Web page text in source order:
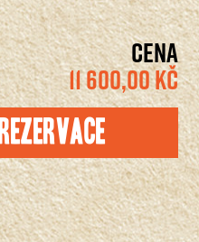
CENA
11 600,00 KČ